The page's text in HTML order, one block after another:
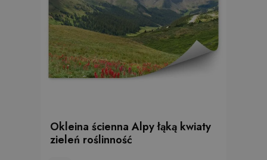
Okleina ścienna Alpy łąką kwiaty
zieleń roślinność